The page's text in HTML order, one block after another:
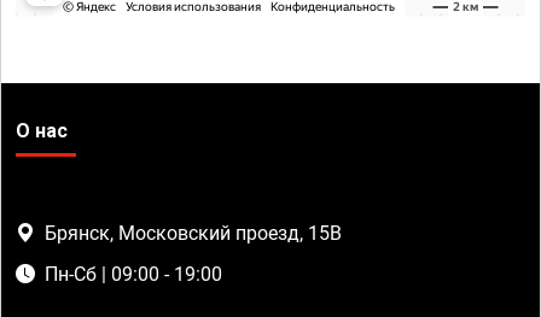
О нас
Брянск, Московский проезд, 15В
Пн-Сб | 09:00 - 19:00